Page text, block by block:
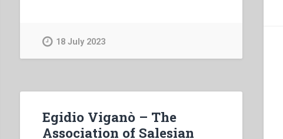
Bosco
il
18 July 2023
Egidio Viganò – The
Association of Salesian